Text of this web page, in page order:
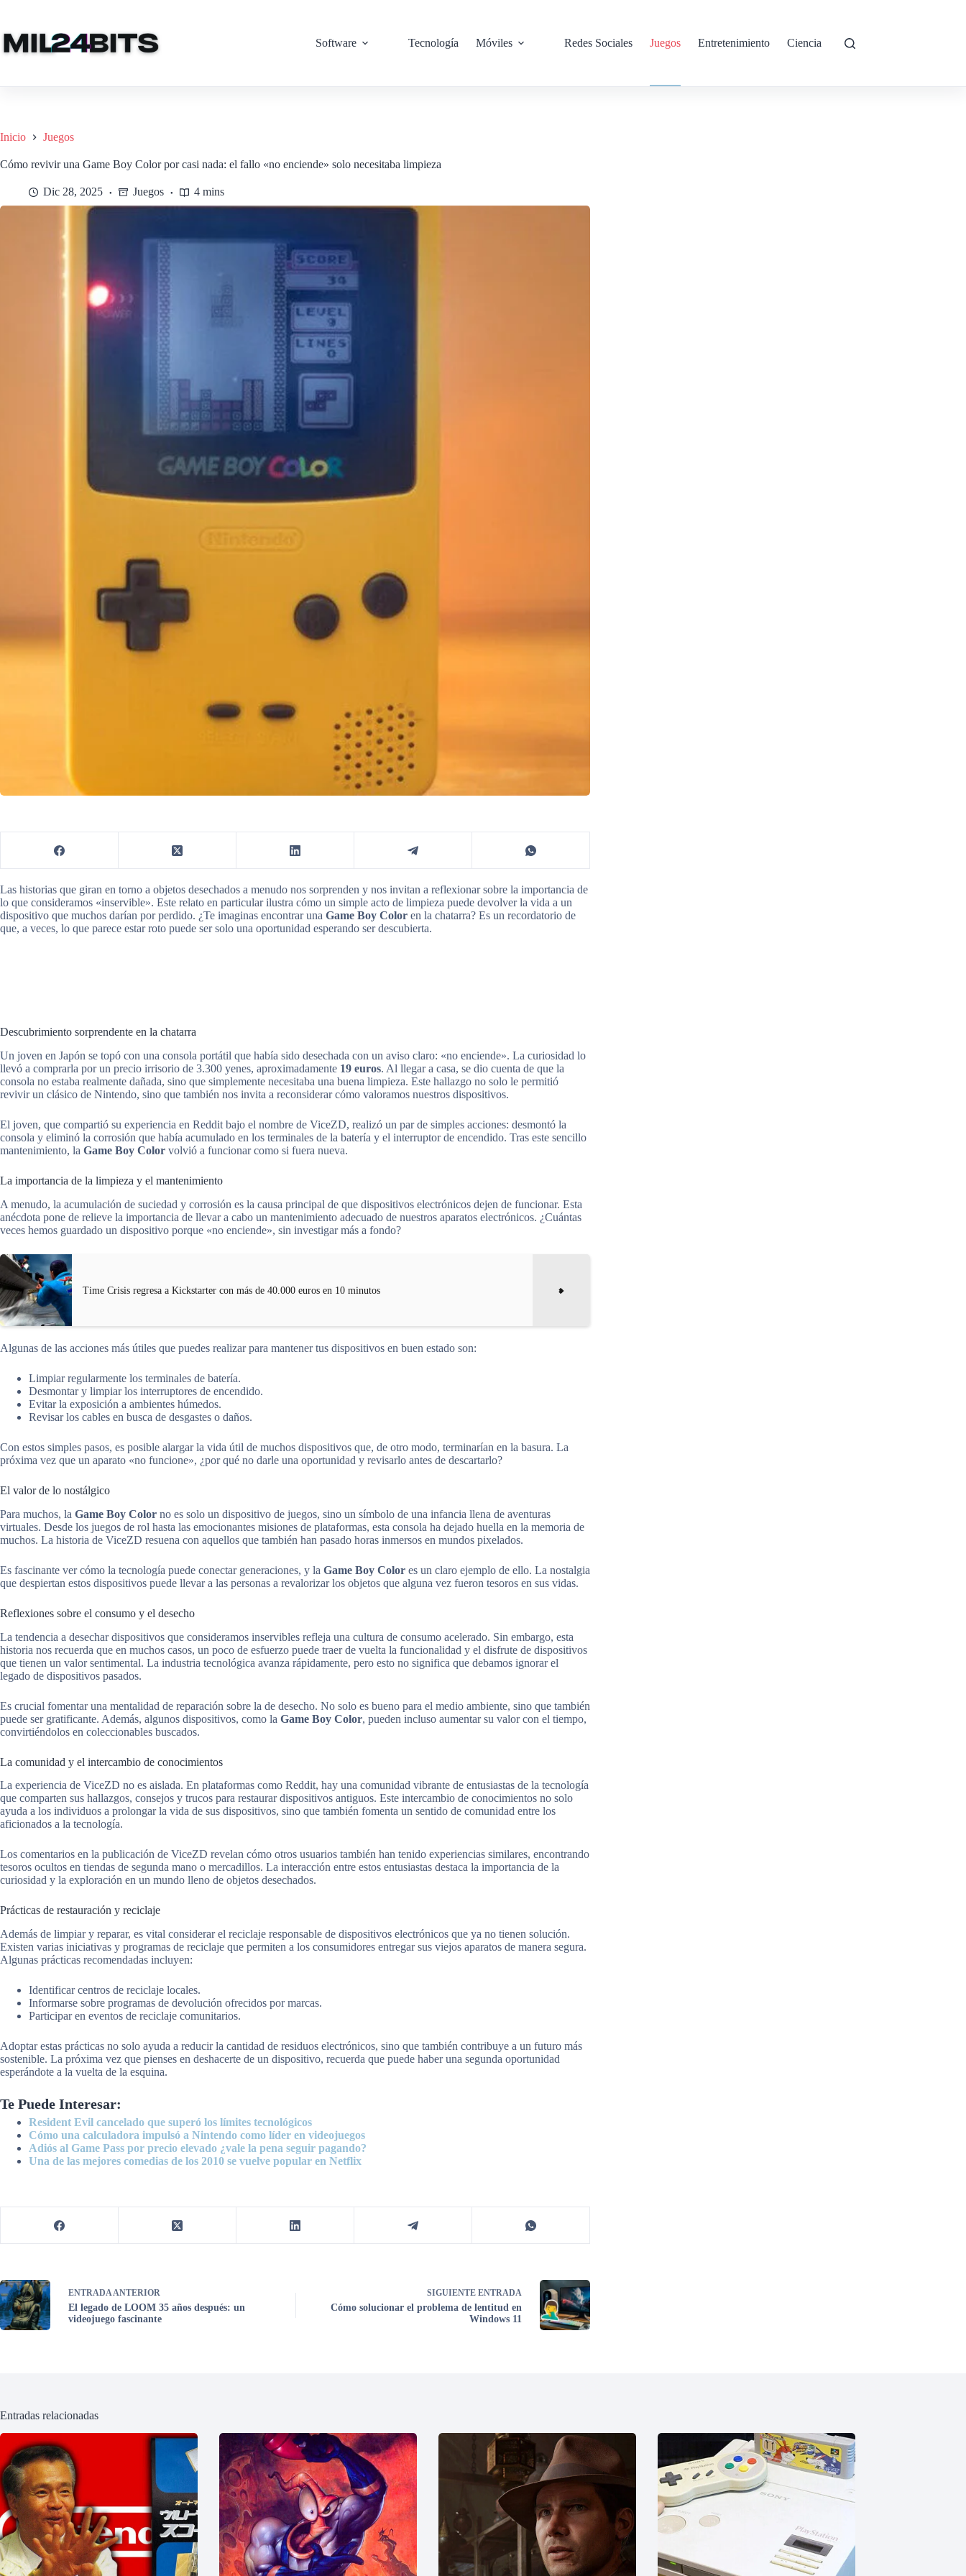
contenido
Software
Tecnología Móviles Redes Sociales Juegos Entretenimiento Ciencia
Inicio Juegos
Cómo revivir una Game Boy Color por casi nada: el fallo «no enciende» solo necesitaba limpieza
Dic 28, 2025 Juegos 4 mins
Las historias que giran en torno a objetos desechados a menudo nos sorprenden y nos invitan a reflexionar sobre la importancia de
lo que consideramos «inservible». Este relato en particular ilustra cómo un simple acto de limpieza puede devolver la vida a un
dispositivo que muchos darían por perdido. ¿Te imaginas encontrar una Game Boy Color en la chatarra? Es un recordatorio de
que, a veces, lo que parece estar roto puede ser solo una oportunidad esperando ser descubierta.
Descubrimiento sorprendente en la chatarra
Un joven en Japón se topó con una consola portátil que había sido desechada con un aviso claro: «no enciende». La curiosidad lo
llevó a comprarla por un precio irrisorio de 3.300 yenes, aproximadamente 19 euros. Al llegar a casa, se dio cuenta de que la
consola no estaba realmente dañada, sino que simplemente necesitaba una buena limpieza. Este hallazgo no solo le permitió
revivir un clásico de Nintendo, sino que también nos invita a reconsiderar cómo valoramos nuestros dispositivos.
El joven, que compartió su experiencia en Reddit bajo el nombre de ViceZD, realizó un par de simples acciones: desmontó la
consola y eliminó la corrosión que había acumulado en los terminales de la batería y el interruptor de encendido. Tras este sencillo
mantenimiento, la Game Boy Color volvió a funcionar como si fuera nueva.
La importancia de la limpieza y el mantenimiento
A menudo, la acumulación de suciedad y corrosión es la causa principal de que dispositivos electrónicos dejen de funcionar. Esta
anécdota pone de relieve la importancia de llevar a cabo un mantenimiento adecuado de nuestros aparatos electrónicos. ¿Cuántas
veces hemos guardado un dispositivo porque «no enciende», sin investigar más a fondo?
Time Crisis regresa a Kickstarter con más de 40.000 euros en 10 minutos
Algunas de las acciones más útiles que puedes realizar para mantener tus dispositivos en buen estado son:
Limpiar regularmente los terminales de batería.
Desmontar y limpiar los interruptores de encendido.
Evitar la exposición a ambientes húmedos.
Revisar los cables en busca de desgastes o daños.
Con estos simples pasos, es posible alargar la vida útil de muchos dispositivos que, de otro modo, terminarían en la basura. La
próxima vez que un aparato «no funcione», ¿por qué no darle una oportunidad y revisarlo antes de descartarlo?
El valor de lo nostálgico
Para muchos, la Game Boy Color no es solo un dispositivo de juegos, sino un símbolo de una infancia llena de aventuras
virtuales. Desde los juegos de rol hasta las emocionantes misiones de plataformas, esta consola ha dejado huella en la memoria de
muchos. La historia de ViceZD resuena con aquellos que también han pasado horas inmersos en mundos pixelados.
Es fascinante ver cómo la tecnología puede conectar generaciones, y la Game Boy Color es un claro ejemplo de ello. La nostalgia
que despiertan estos dispositivos puede llevar a las personas a revalorizar los objetos que alguna vez fueron tesoros en sus vidas.
Reflexiones sobre el consumo y el desecho
La tendencia a desechar dispositivos que consideramos inservibles refleja una cultura de consumo acelerado. Sin embargo, esta
historia nos recuerda que en muchos casos, un poco de esfuerzo puede traer de vuelta la funcionalidad y el disfrute de dispositivos
que tienen un valor sentimental. La industria tecnológica avanza rápidamente, pero esto no significa que debamos ignorar el
legado de dispositivos pasados.
Es crucial fomentar una mentalidad de reparación sobre la de desecho. No solo es bueno para el medio ambiente, sino que también
puede ser gratificante. Además, algunos dispositivos, como la Game Boy Color, pueden incluso aumentar su valor con el tiempo,
convirtiéndolos en coleccionables buscados.
La comunidad y el intercambio de conocimientos
La experiencia de ViceZD no es aislada. En plataformas como Reddit, hay una comunidad vibrante de entusiastas de la tecnología
que comparten sus hallazgos, consejos y trucos para restaurar dispositivos antiguos. Este intercambio de conocimientos no solo
ayuda a los individuos a prolongar la vida de sus dispositivos, sino que también fomenta un sentido de comunidad entre los
aficionados a la tecnología.
Los comentarios en la publicación de ViceZD revelan cómo otros usuarios también han tenido experiencias similares, encontrando
tesoros ocultos en tiendas de segunda mano o mercadillos. La interacción entre estos entusiastas destaca la importancia de la
curiosidad y la exploración en un mundo lleno de objetos desechados.
Prácticas de restauración y reciclaje
Además de limpiar y reparar, es vital considerar el reciclaje responsable de dispositivos electrónicos que ya no tienen solución.
Existen varias iniciativas y programas de reciclaje que permiten a los consumidores entregar sus viejos aparatos de manera segura.
Algunas prácticas recomendadas incluyen:
Identificar centros de reciclaje locales.
Informarse sobre programas de devolución ofrecidos por marcas.
Participar en eventos de reciclaje comunitarios.
Adoptar estas prácticas no solo ayuda a reducir la cantidad de residuos electrónicos, sino que también contribuye a un futuro más
sostenible. La próxima vez que pienses en deshacerte de un dispositivo, recuerda que puede haber una segunda oportunidad
esperándote a la vuelta de la esquina.
Te Puede Interesar:
Resident Evil cancelado que superó los límites tecnológicos
Cómo una calculadora impulsó a Nintendo como líder en videojuegos
Adiós al Game Pass por precio elevado ¿vale la pena seguir pagando?
Una de las mejores comedias de los 2010 se vuelve popular en Netflix
ENTRADA ANTERIOR
El legado de LOOM 35 años después: un
videojuego fascinante
SIGUIENTEENTRADA
Cómo solucionar el problema de lentitud en
Windows 11
Entradas relacionadas